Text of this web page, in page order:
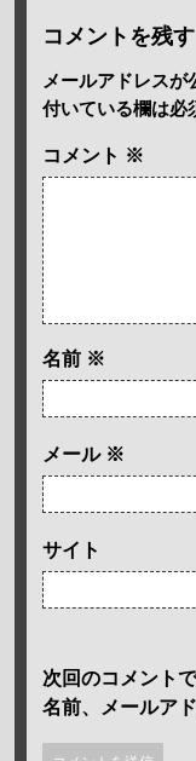
コメントを残す
メールアドレスが
付いている欄は必
コメント ※
名前 ※
メール ※
サイト
次回のコメント
名前、メールア